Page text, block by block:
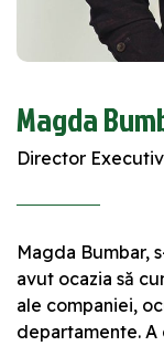
Magda
Director
Magda Bumbar,
avut ocazia să
ale companiei,
departamente. A